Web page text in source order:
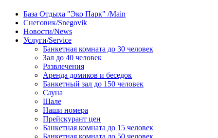
База Отдыха "Эко Парк" /Main
Снеговик/Snegovik
Новости/News
Услуги/Service
Банкетная комната до 30 человек
Зал до 40 человек
Развлечения
Аренда домиков и беседок
Банкетный зал до 150 человек
Сауна
Шале
Наши номера
Прейскурант цен
Банкетная комната до 15 человек
Банкетная комната до 50 человек